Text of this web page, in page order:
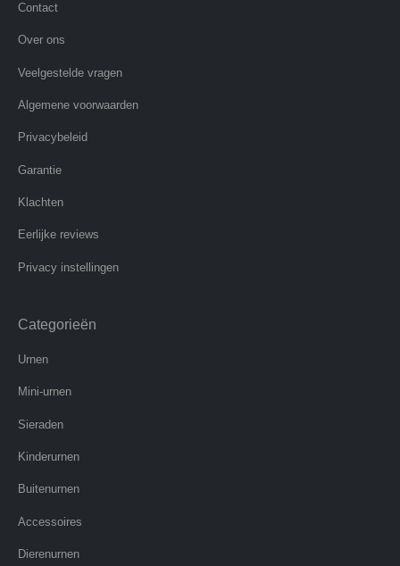
Contact
Over ons
Veelgestelde vragen
Algemene voorwaarden
Privacybeleid
Garantie
Klachten
Eerlijke reviews
Privacy instellingen
Categorieën
Urnen
Mini-urnen
Sieraden
Kinderurnen
Buitenurnen
Accessoires
Dierenurnen